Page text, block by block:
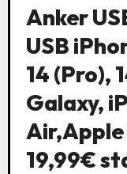
Anker
USB
14 (Pro),
Galaxy,
Air,Apple
19,99€